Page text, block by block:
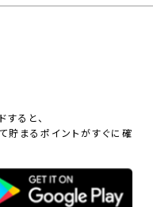
ると、
貯まるポイントがすぐに確